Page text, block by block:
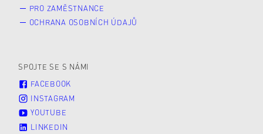
PRO ZAMĚSTNANCE
OCHRANA OSOBNÍCH ÚDAJŮ
SPOJTE SE S NÁMI
FACEBOOK
INSTAGRAM
YOUTUBE
LINKEDIN